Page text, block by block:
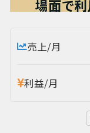
売上/月
利益/月